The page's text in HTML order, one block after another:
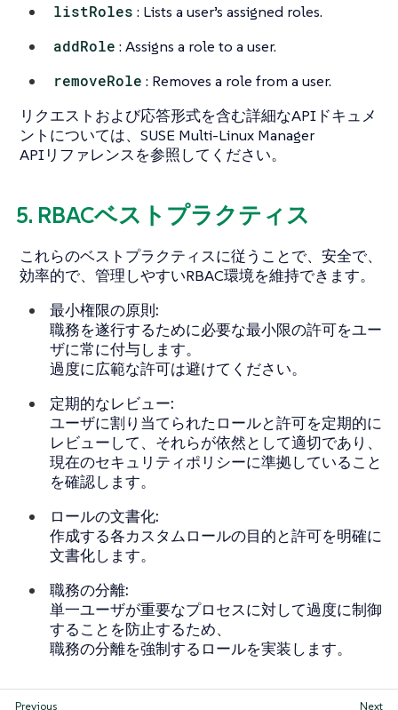
listRoles : Lists a user’s assigned roles.
addRole : Assigns a role to a user.
removeRole : Removes a role from a user.
リクエストおよび応答形式を含む詳細なAPIドキュメ
ントについては、SUSE Multi-Linux Manager
APIリファレンスを参照してください。
5. RBACベストプラクティス
これらのベストプラクティスに従うことで、安全で、
効率的で、管理しやすいRBAC環境を維持できます。
最小権限の原則:
職務を遂行するために必要な最小限の許可をユー
ザに常に付与します。
過度に広範な許可は避けてください。
定期的なレビュー:
ユーザに割り当てられたロールと許可を定期的に
レビューして、それらが依然として適切であり、
現在のセキュリティポリシーに準拠していること
を確認します。
ロールの文書化:
作成する各カスタムロールの目的と許可を明確に
文書化します。
職務の分離:
単一ユーザが重要なプロセスに対して過度に制御
することを防止するため、
職務の分離を強制するロールを実装します。